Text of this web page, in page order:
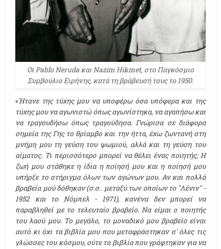
Οι Pablo Neruda και Nazim Hikmet, στο Παγκόσμιο
Συμβούλιο Ειρήνης, κατά τη βράβευσή τους το 1950.
«Ήτανε της τύχης μου να υποφέρω όσα υπόφερα και της
τύχης μου να αγωνιστώ όπως αγωνίστηκα, να αγαπήσω και
να τραγουδήσω όπως τραγούδησα. Γνώρισα σε διάφορα
σημεία της Γης το θρίαμβο και την ήττα, έχω ζωντανή στη
μνήμη μου τη γεύση του ψωμιού, αλλά και τη γεύση του
αίματος. Τι περισσότερο μπορεί να θέλει ένας ποιητής; Η
ζωή μου στάθηκε η ίδια η ποίησή μου και η ποίησή μου
υπήρξε το στήριγμα όλων των αγώνων μου. Αν και πολλά
βραβεία μού δόθηκαν (σ.σ.. μεταξύ των οποίων το "Λένιν" -
1952 και το Νόμπελ - 1971), κανένα δεν μπορεί να
παραβληθεί με το τελευταίο βραβείο. Να είμαι ο ποιητής
του λαού μου. Το μεγάλο, το μοναδικό μου βραβείο είναι
αυτό κι όχι τα βιβλία μου που μεταφράστηκαν σ' όλες τις
γλώσσες του κόσμου, ούτε τα βιβλία που γράφτηκαν για να